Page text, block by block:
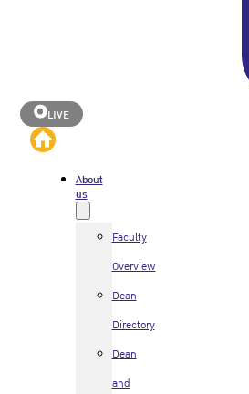
LIVE
About
us
Faculty
Overview
Dean
Directory
Dean
and